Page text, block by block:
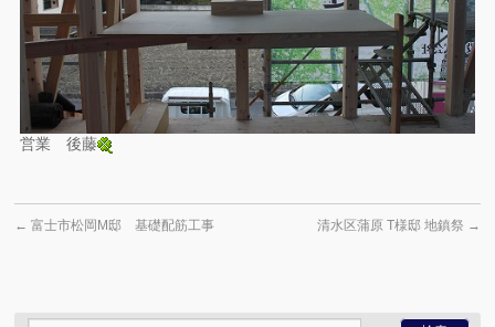
営業 後藤
← 富士市松岡M邸 基礎配筋工事 清水区蒲原 T様邸 地鎮祭 →